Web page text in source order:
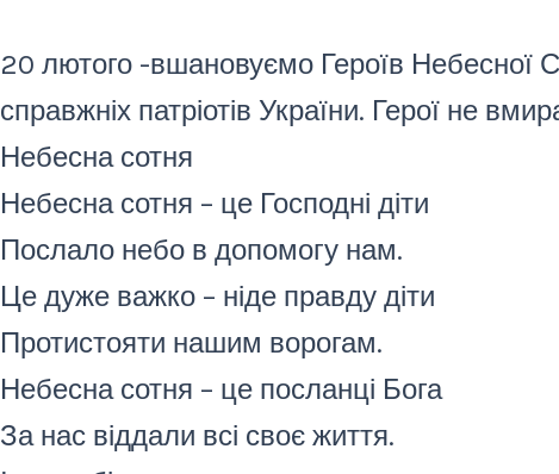
20 лютого -вшановуємо Героїв Небесної
справжніх патріотів України. Герої не
Небесна сотня
Небесна сотня – це Господні діти
Послало небо в допомогу нам.
Це дуже важко – ніде правду діти
Протистояти нашим ворогам.
Небесна сотня – це посланці Бога
За нас віддали всі своє життя.